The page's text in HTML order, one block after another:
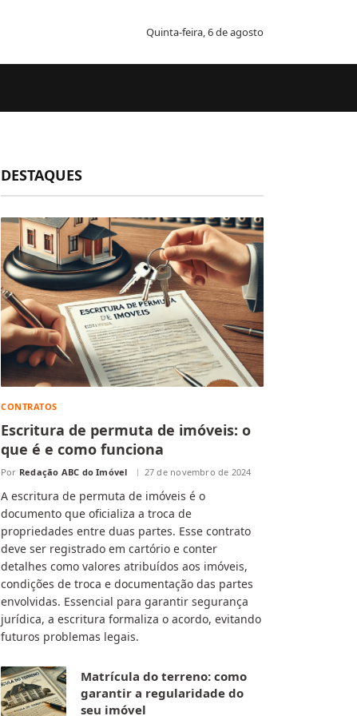
Quinta-feira, 6 de agosto
DESTAQUES
CONTRATOS
Escritura de permuta de imóveis: o
que é e como funciona
Por Redação ABC do Imóvel 27 de novembro de 2024
A escritura de permuta de imóveis é o
documento que oficializa a troca de
propriedades entre duas partes. Esse contrato
deve ser registrado em cartório e conter
detalhes como valores atribuídos aos imóveis,
condições de troca e documentação das partes
envolvidas. Essencial para garantir segurança
jurídica, a escritura formaliza o acordo, evitando
futuros problemas legais.
Matrícula do terreno: como
garantir a regularidade do
seu imóvel